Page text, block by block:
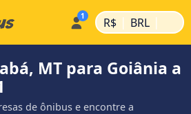
R$ | BRL |
MT para Goiânia a
de ônibus e encontre a